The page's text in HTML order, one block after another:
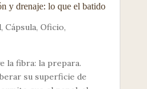
y drenaje: lo que el batido
, Cápsula, Oficio,
la fibra: la prepara.
su superficie de